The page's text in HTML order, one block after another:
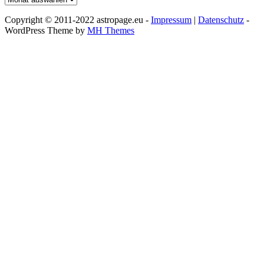
Copyright © 2011-2022 astropage.eu - Impressum | Datenschutz -
WordPress Theme by MH Themes